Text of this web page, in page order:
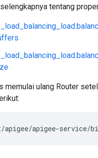
tentang
memulai ulang Router
apigee/apigee-service/